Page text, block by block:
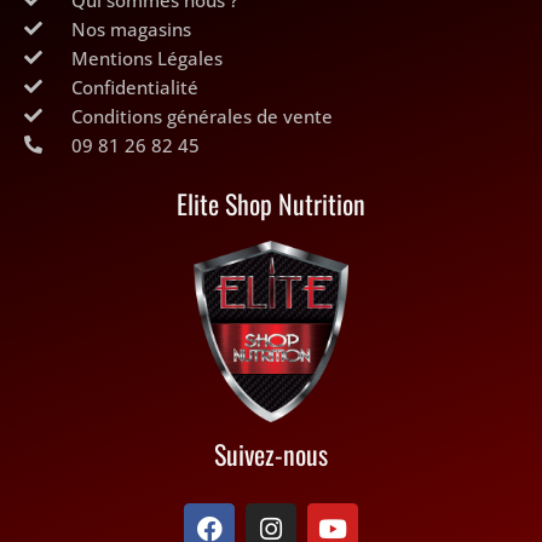
Nos magasins
Mentions Légales
Confidentialité
Conditions générales de vente
09 81 26 82 45
Elite Shop Nutrition
Suivez-nous
F I Y